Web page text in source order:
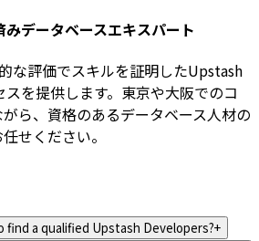
データベースエキスパート
な評価でスキルを証明したUpstash
を提供します。東京や大阪でのコ
ら、資格のあるデータベース人材の
せください。
a qualified Upstash Developers?+